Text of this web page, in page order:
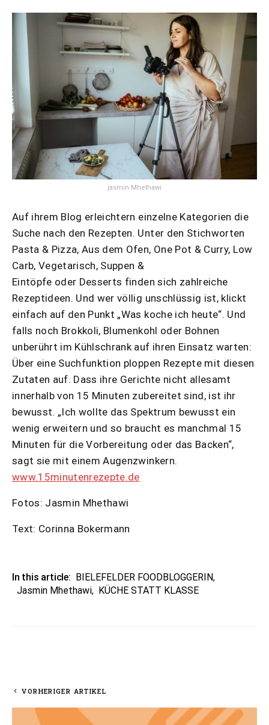
jasmin Mhethawi
Auf ihrem Blog erleichtern einzelne Kategorien die
Suche nach den Rezepten. Unter den Stichworten
Pasta & Pizza, Aus dem Ofen, One Pot & Curry, Low
Carb, Vegetarisch, Suppen &
Eintöpfe oder Desserts finden sich zahlreiche
Rezeptideen. Und wer völlig unschlüssig ist, klickt
einfach auf den Punkt „Was koche ich heute“. Und
falls noch Brokkoli, Blumenkohl oder Bohnen
unberührt im Kühlschrank auf ihren Einsatz warten:
Über eine Suchfunktion ploppen Rezepte mit diesen
Zutaten auf. Dass ihre Gerichte nicht allesamt
innerhalb von 15 Minuten zubereitet sind, ist ihr
bewusst. „Ich wollte das Spektrum bewusst ein
wenig erweitern und so braucht es manchmal 15
Minuten für die Vorbereitung oder das Backen“,
sagt sie mit einem Augenzwinkern.
www.15minutenrezepte.de
Fotos: Jasmin Mhethawi
Text: Corinna Bokermann
In this article: BIELEFELDER FOODBLOGGERIN,
Jasmin Mhethawi, KÜCHE STATT KLASSE
VORHERIGER ARTIKEL